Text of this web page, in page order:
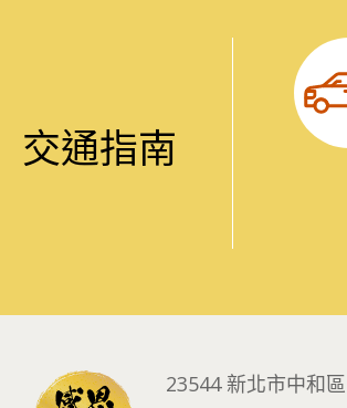
交通指南
23544 新北市中和